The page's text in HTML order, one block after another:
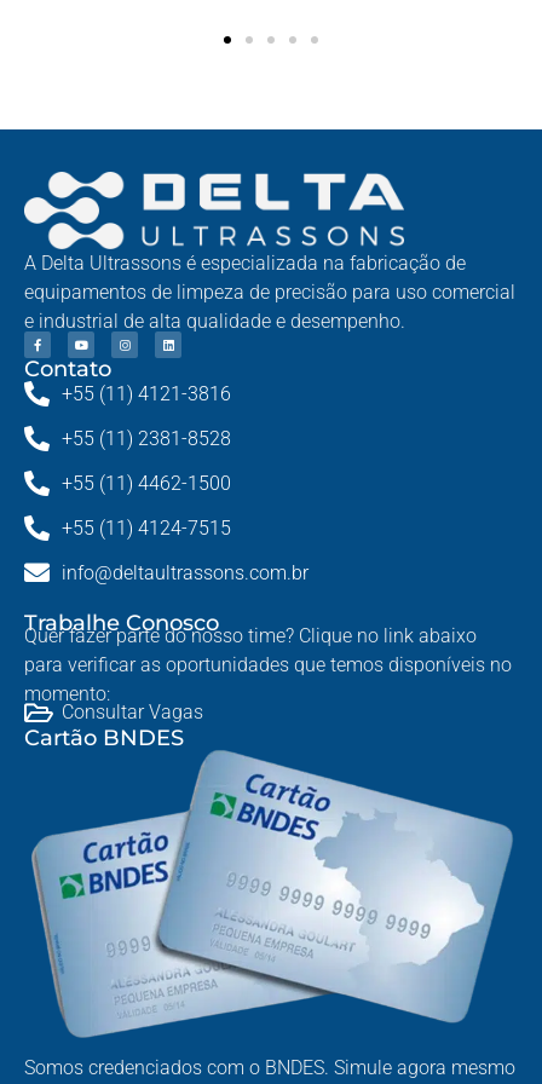
A Delta Ultrassons é especializada na fabricação de
equipamentos de limpeza de precisão para uso comercial
e industrial de alta qualidade e desempenho.
Contato
+55 (11) 4121-3816
+55 (11) 2381-8528
+55 (11) 4462-1500
+55 (11) 4124-7515
info@deltaultrassons.com.br
Trabalhe Conosco
Quer fazer parte do nosso time? Clique no link abaixo
para verificar as oportunidades que temos disponíveis no
momento:
Consultar Vagas
Cartão BNDES
Somos credenciados com o BNDES. Simule agora mesmo